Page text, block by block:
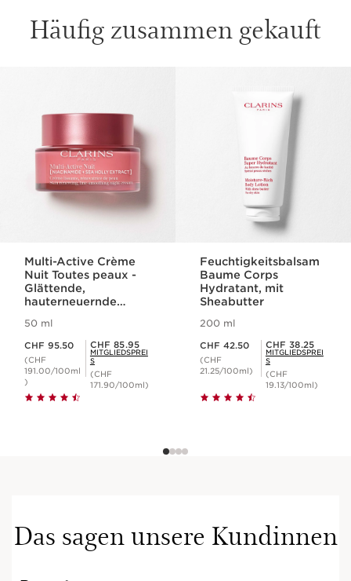
Häufig zusammen gekauft
Multi-Active Crème
Nuit Toutes peaux -
Glättende,
hauterneuernde
Gesicht für jeden
Hauttyp
50 ml
CHF 95.50
(CHF
191.00/100ml
)
Mitgliederpreis CHF 85.95
CHF 85.95
MITGLIEDSPREI
S
(CHF
171.90/100ml)
Feuchtigkeitsbalsam
Baume Corps
Hydratant, mit
Sheabutter
200 ml
CHF 42.50
(CHF
21.25/100ml)
Mitgliederpreis CHF 38.25
CHF 38.25
MITGLIEDSPREI
S
(CHF
19.13/100ml)
Das sagen unsere Kundinnen